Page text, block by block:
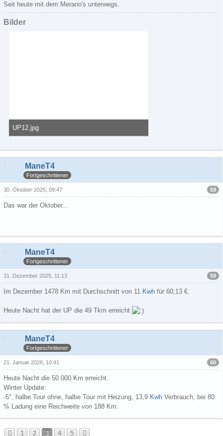
Seit heute mit dem Merano's unterwegs.
Bilder
UP12.jpg
95,53 kB, 800×439, 8 mal angesehen
ManeT4
Fortgeschrittener
58
30. Oktober 2025, 09:47
Das war der Oktober...
ManeT4
Fortgeschrittener
59
31. Dezember 2025, 11:13
Im Dezember 1478 Km mit Durchschnitt von 11 Kwh für 60,13 €.
Heute Nacht hat der UP die 49 Tkm erreicht
ManeT4
Fortgeschrittener
60
21. Januar 2026, 10:41
Heute Nacht die 50 000 Km erreicht.
Winter Update:
-5°, halbe Tour ohne, halbe Tour mit Heizung, 13,9 Kwh Verbrauch, bei 80
% Ladung eine Reichweite von 188 Km.
1 2 3 4 5